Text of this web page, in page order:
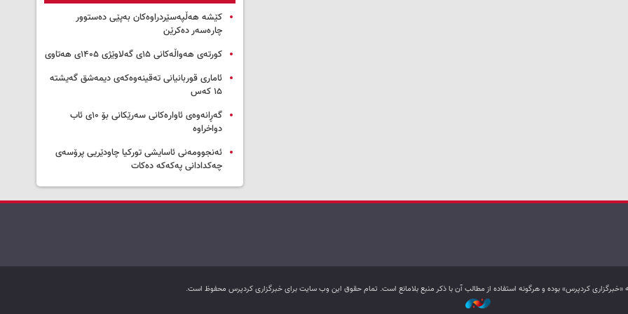
کێشە هەڵپەسێردراوەکان بەپێی دەستوور
چارەسەر دەکرێن
کورتەی هەواڵەکانی ۱۵ی گەلاوێژی ۱۴۰۵ی هەتاوی
ئاماری قوربانیانی تەقینەوەکەی دیمەشق گەیشتە
۱۵ کەس
گەڕانەوەی ئاوارەکانی سەرێکانی بۆ ۱۰ی ئاب
دواخراوە
ئەنجوومەنی ئاسایشی تورکیا چاودێریی پرۆسەی
چەکدادانی پەکەکە دەکات
«خبرگزاری کردپرس» بوده و هرگونه استفاده از مطالب آن با ذکر منبع بلامانع است. تمام حقوق این وب سایت برای خبرگزاری کردپرس محفوظ است.